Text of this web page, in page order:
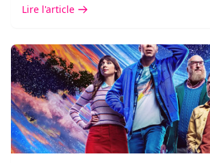
Lire l'article